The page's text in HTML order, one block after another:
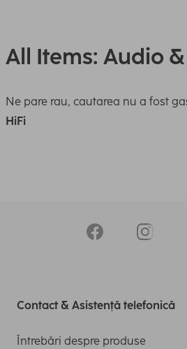
All Items: Audio
Ne pare rau, cautarea nu a fost
HiFi
Contact & Asistență telefonică
Întrebări despre produse